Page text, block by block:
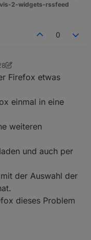
vis-2-widgets-rssfeed
0
Firefox etwas
einmal in eine
weiteren
und auch per
der Auswahl der
dieses Problem